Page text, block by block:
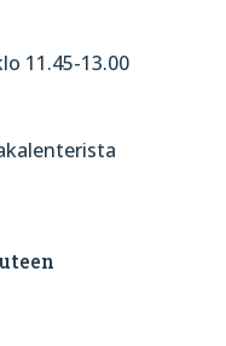
11.45-13.00